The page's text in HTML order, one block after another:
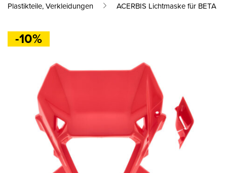
Plastikteile, Verkleidungen ACERBIS Lichtmaske für BETA
-10%